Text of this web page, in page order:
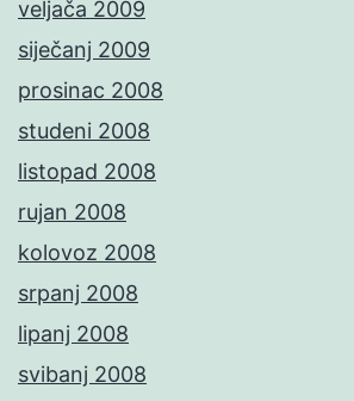
veljača 2009
siječanj 2009
prosinac 2008
studeni 2008
listopad 2008
rujan 2008
kolovoz 2008
srpanj 2008
lipanj 2008
svibanj 2008